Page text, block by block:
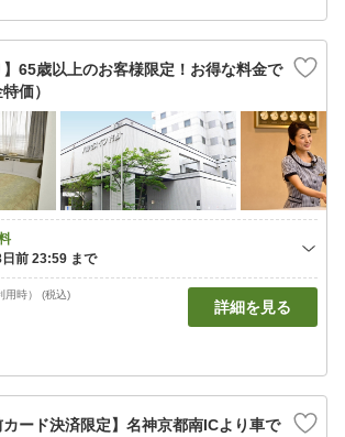
】65歳以上のお客様限定！お得な料金で
価）
用時） (税込)
詳細を見る
カード決済限定】名神京都南ICより車で